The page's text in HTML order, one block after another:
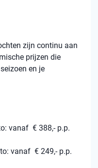
zijn continu aan
prijzen die
en je
vanaf € 388,- p.p.
vanaf € 249,- p.p.